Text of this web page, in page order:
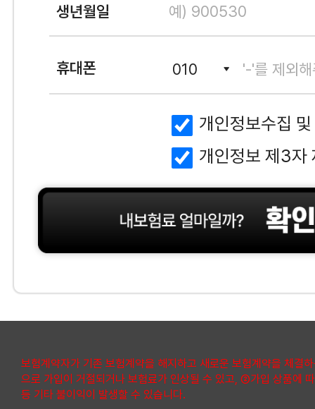
생년월일
휴대폰
개인정보수집
개인정보 제3자
보험계약자가 기존 보험계약을 해지하고 새로운 보험계약을 체결
으로 가입이 거절되거나 보험료가 인상될 수 있고, ②가입 상품에
등 기타 불이익이 발생할 수 있습니다.